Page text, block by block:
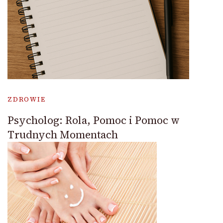
ZDROWIE
Psycholog: Rola, Pomoc i Pomoc w
Trudnych Momentach